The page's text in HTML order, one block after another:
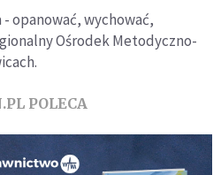
opanować, wychować,
Ośrodek Metodyczno-
POLECA